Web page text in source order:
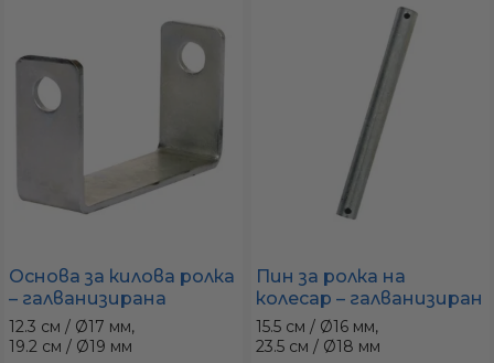
Основа за килова ролка
– галванизирана
стоманена стойка за
колесар
12.3 см / Ø17 мм,
19.2 см / Ø19 мм
Пин за ролка на
колесар – галванизиран
осев болт Ø19 мм
(различни дължини)
15.5 см / Ø16 мм,
23.5 см / Ø18 мм